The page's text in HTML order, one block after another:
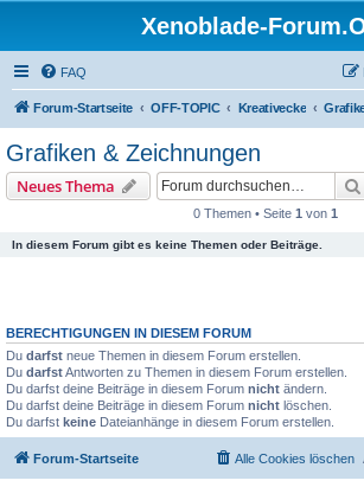
Xenoblade-
FAQ
Forum-Startseite OFF-TOPIC Kreativecke
Grafiken & Zeichnungen
Neues Thema
0 Themen • Seite 1 von 1
In diesem Forum gibt es keine Themen oder Beiträge.
BERECHTIGUNGEN IN DIESEM FORUM
Du darfst neue Themen in diesem Forum erstellen.
Du darfstAntworten zu Themen in diesem Forum erstellen.
Du darfst deine Beiträge in diesem Forum nicht ändern.
Du darfst deine Beiträge in diesem Forum nicht löschen.
Du darfst keine Dateianhänge in diesem Forum erstellen.
Forum-Startseite Alle Cookies löschen